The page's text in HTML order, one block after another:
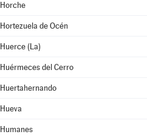
Horche
Hortezuela de Océn
Huerce (La)
Huérmeces del Cerro
Huertahernando
Hueva
Humanes